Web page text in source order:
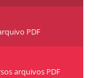
PDF
arquivos PDF